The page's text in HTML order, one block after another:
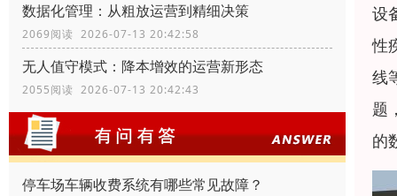
数据化管理：从粗放运营到精细决策
2069阅读 2026-07-13 20:42:58
无人值守模式：降本增效的运营新形态
2055阅读 2026-07-13 20:42:43
停车场车辆收费系统有哪些常见故障？
设
性
线
题
的